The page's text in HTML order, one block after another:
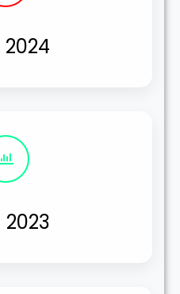
2024
2023